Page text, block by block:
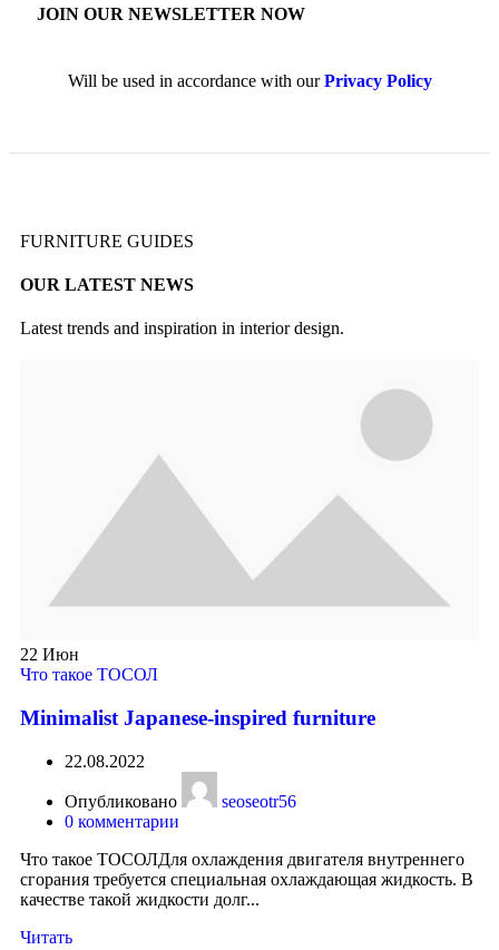
JOIN OUR NEWSLETTER NOW
Will be used in accordance with ourPrivacy Policy
FURNITURE GUIDES
OUR LATEST NEWS
Latest trends and inspiration in interior design.
22 Июн
Что такое ТОСОЛ
Minimalist Japanese-inspired furniture
22.08.2022
Опубликовано
seoseotr56
0 комментарии
Что такое ТОСОЛДля охлаждения двигателя внутреннего
сгорания требуется специальная охлаждающая жидкость. В
качестве такой жидкости долг...
Читать